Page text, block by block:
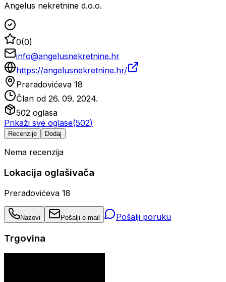
Angelus nekretnine d.o.o.
0(0)
info@angelusnekretnine.hr
https://angelusnekretnine.hr/
Preradovićeva 18
Član od 26. 09. 2024.
502 oglasa
Prikaži sve oglase(502)
Recenzije Dodaj
Nema recenzija
Lokacija oglašivača
Preradovićeva 18
Nazovi Pošalji e-mail Pošalji poruku
Trgovina